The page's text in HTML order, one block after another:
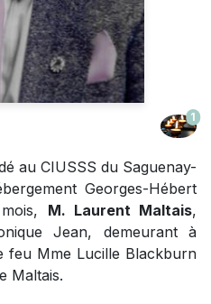
1
au CIUSSS du Saguenay-
Georges-Hébert
M. Laurent Maltais,
Jean, demeurant à
feu Mme Lucille Blackburn
Maltais.